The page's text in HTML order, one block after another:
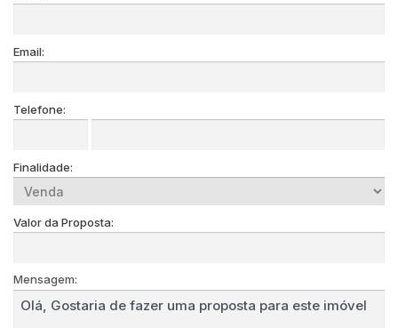
Email:
Telefone:
Finalidade:
Valor da Proposta:
Mensagem: